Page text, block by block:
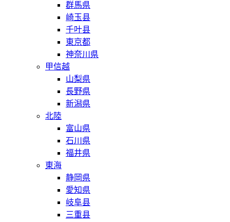
群馬県
崎玉县
千叶县
東京都
神奈川県
甲信越
山梨県
長野県
新潟県
北陸
富山県
石川県
福井県
東海
静岡県
愛知県
岐阜县
三重县